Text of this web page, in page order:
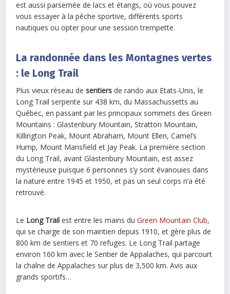
est aussi parsemée de lacs et étangs, où vous pouvez
vous essayer à la pêche sportive, différents sports
nautiques ou opter pour une session trempette.
La randonnée dans les Montagnes vertes
: le Long Trail
Plus vieux réseau desentiers de rando aux Etats-Unis, le
Long Trail serpente sur 438 km, du Massachussetts au
Québec, en passant par les principaux sommets des Green
Mountains : Glastenbury Mountain, Stratton Mountain,
Killington Peak, Mount Abraham, Mount Ellen, Camel’s
Hump, Mount Mansfield et Jay Peak. La première section
du Long Trail, avant Glastenbury Mountain, est assez
mystérieuse puisque 6 personnes s’y sont évanouies dans
la nature entre 1945 et 1950, et pas un seul corps n’a été
retrouvé.
Le Long Trail est entre les mains duGreen Mountain Club,
qui se charge de son maintien depuis 1910, et gère plus de
800 km de sentiers et 70 refuges. Le Long Trail partage
environ 160 km avec le Sentier de Appalaches, qui parcourt
la chaîne de Appalaches sur plus de 3,500 km. Avis aux
grands sportifs…